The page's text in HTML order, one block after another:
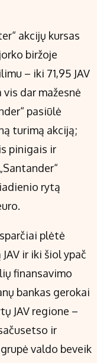
akcijų kursas
biržoje
– iki 71,95 JAV
dar mažesnė
pasiūlė
turimą akciją;
pinigais ir
rytą
plėtė
ir iki šiol ypač
finansavimo
bankas gerokai
JAV regione –
ir
valdo beveik